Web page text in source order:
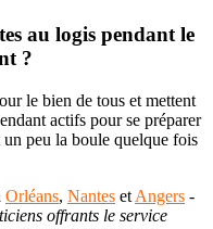
au logis pendant le
?
le bien de tous et mettent
actifs pour se préparer
peu la boule quelque fois
Orléans, Nantes et Angers -
offrants le service